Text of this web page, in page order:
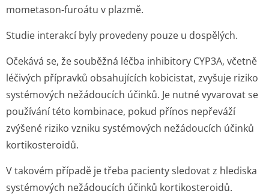
mometason-furoátu v plazmě.
Studie interakcí byly provedeny pouze u dospělých.
Očekává se, že souběžná léčba inhibitory CYP3A, včetně
léčivých přípravků obsahujících kobicistat, zvyšuje riziko
systémových nežádoucích účinků. Je nutné vyvarovat se
používání této kombinace, pokud přínos nepřeváží
zvýšené riziko vzniku systémových nežádoucích účinků
kortikosteroidů.
V takovém případě je třeba pacienty sledovat z hlediska
systémových nežádoucích účinků kortikosteroidů.